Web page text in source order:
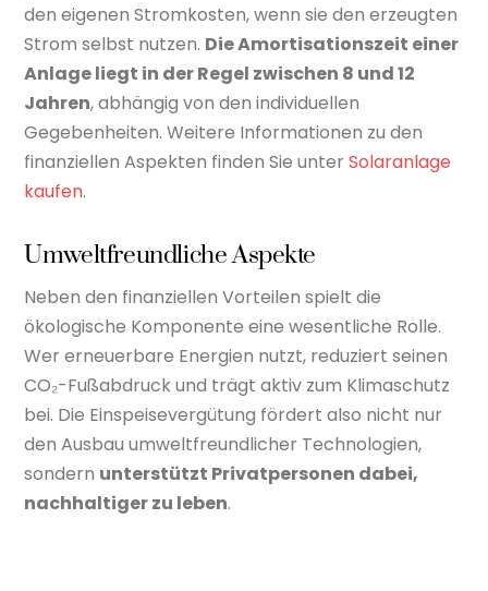
den eigenen Stromkosten, wenn sie den erzeugten
Strom selbst nutzen. Die Amortisationszeit einer
Anlage liegt in der Regel zwischen 8 und 12
Jahren, abhängig von den individuellen
Gegebenheiten. Weitere Informationen zu den
finanziellen Aspekten finden Sie unterSolaranlage
kaufen.
Umweltfreundliche Aspekte
Neben den finanziellen Vorteilen spielt die
ökologische Komponente eine wesentliche Rolle.
Wer erneuerbare Energien nutzt, reduziert seinen
CO₂-Fußabdruck und trägt aktiv zum Klimaschutz
bei. Die Einspeisevergütung fördert also nicht nur
den Ausbau umweltfreundlicher Technologien,
sondern unterstützt Privatpersonen dabei,
nachhaltiger zu leben.